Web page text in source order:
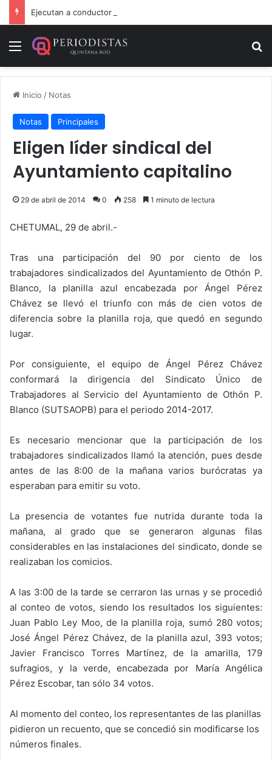
Ejecutan a conductor de un lujoso auto en Tulum
Menú
Inicio / Notas
Notas Principales
Eligen líder sindical del
Ayuntamiento capitalino
29 de abril de 2014 0 258 1 minuto de lectura
CHETUMAL, 29 de abril.-
Tras una participación del 90 por ciento de los
trabajadores sindicalizados del Ayuntamiento de Othón P.
Blanco, la planilla azul encabezada por Ángel Pérez
Chávez se llevó el triunfo con más de cien votos de
diferencia sobre la planilla roja, que quedó en segundo
lugar.
Por consiguiente, el equipo de Ángel Pérez Chávez
conformará la dirigencia del Sindicato Único de
Trabajadores al Servicio del Ayuntamiento de Othón P.
Blanco (SUTSAOPB) para el periodo 2014-2017.
Es necesario mencionar que la participación de los
trabajadores sindicalizados llamó la atención, pues desde
antes de las 8:00 de la mañana varios burócratas ya
esperaban para emitir su voto.
La presencia de votantes fue nutrida durante toda la
mañana, al grado que se generaron algunas filas
considerables en las instalaciones del sindicato, donde se
realizaban los comicios.
A las 3:00 de la tarde se cerraron las urnas y se procedió
al conteo de votos, siendo los resultados los siguientes:
Juan Pablo Ley Moo, de la planilla roja, sumó 280 votos;
José Ángel Pérez Chávez, de la planilla azul, 393 votos;
Javier Francisco Torres Martínez, de la amarilla, 179
sufragios, y la verde, encabezada por María Angélica
Pérez Escobar, tan sólo 34 votos.
Al momento del conteo, los representantes de las planillas
pidieron un recuento, que se concedió sin modificarse los
números finales.